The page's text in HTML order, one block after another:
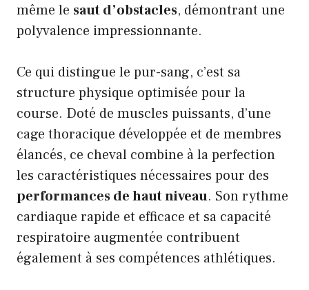
même le saut d’obstacles, démontrant une
polyvalence impressionnante.
Ce qui distingue le pur-sang, c’est sa
structure physique optimisée pour la
course. Doté de muscles puissants, d’une
cage thoracique développée et de membres
élancés, ce cheval combine à la perfection
les caractéristiques nécessaires pour des
performances de haut niveau. Son rythme
cardiaque rapide et efficace et sa capacité
respiratoire augmentée contribuent
également à ses compétences athlétiques.